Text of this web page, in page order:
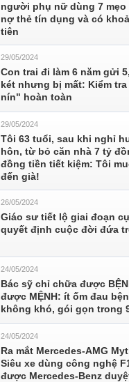
người phụ nữ dùng 7 mẹo
nợ thẻ tín dụng và có
tiên
29/05/2024
Con trai đi làm 6 năm gửi
két nhưng bị mất: Kiểm
nín" hoàn toàn
29/05/2024
Tôi 63 tuổi, sau khi nghỉ
hôn, từ bỏ căn nhà 7 tỷ
đồng tiền tiết kiệm: Tôi
đến già!
26/05/2024
Giáo sư tiết lộ giai đoạn
quyết định cuộc đời đứa
24/05/2024
Bác sỹ chỉ chữa được
được MỆNH: ít ốm đau
không khó, gói gọn trong
24/05/2024
Ra mắt Mercedes-AMG
Siêu xe dùng công nghệ
được Mercedes-Benz